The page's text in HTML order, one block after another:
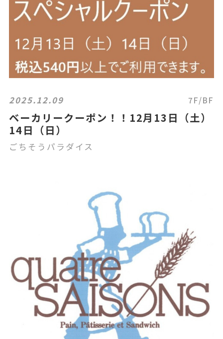
2025.12.09 7F/BF
ベーカリークーポン！！12月13日（土）
14日（日）
ごちそうパラダイス